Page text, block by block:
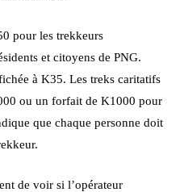
pour les trekkeurs
et citoyens de PNG.
à K35. Les treks caritatifs
ou un forfait de K1000 pour
que chaque personne doit
de voir si l’opérateur